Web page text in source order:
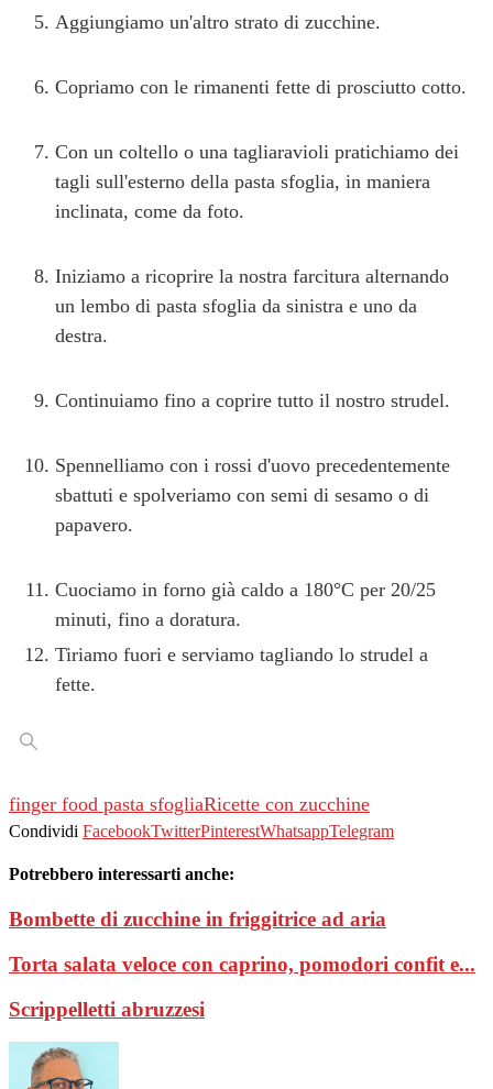
Aggiungiamo un'altro strato di zucchine.
Copriamo con le rimanenti fette di prosciutto cotto.
Con un coltello o una tagliaravioli pratichiamo dei
tagli sull'esterno della pasta sfoglia, in maniera
inclinata, come da foto.
Iniziamo a ricoprire la nostra farcitura alternando
un lembo di pasta sfoglia da sinistra e uno da
destra.
Continuiamo fino a coprire tutto il nostro strudel.
Spennelliamo con i rossi d'uovo precedentemente
sbattuti e spolveriamo con semi di sesamo o di
papavero.
Cuociamo in forno già caldo a 180°C per 20/25
minuti, fino a doratura.
Tiriamo fuori e serviamo tagliando lo strudel a
fette.
finger food pasta sfogliaRicette con zucchine
Condividi FacebookTwitterPinterestWhatsappTelegram
Potrebbero interessarti anche:
Bombette di zucchine in friggitrice ad aria
Torta salata veloce con caprino, pomodori confit e...
Scrippelletti abruzzesi